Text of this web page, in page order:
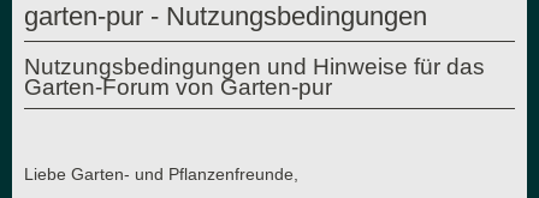
garten-pur - Nutzungsbedingungen
Nutzungsbedingungen und Hinweise für das
Garten-Forum von Garten-pur
Liebe Garten- und Pflanzenfreunde,